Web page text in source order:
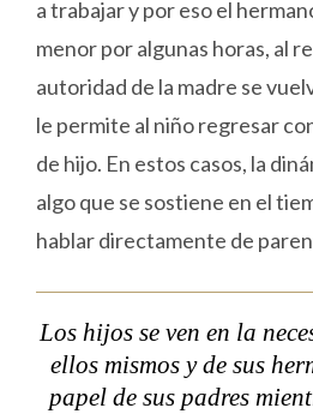
a trabajar y por eso el
menor por algunas horas, al
autoridad de la madre se
le permite al niño regresar
de hijo. En estos casos, la
algo que se sostiene en el
hablar directamente de
Los hijos se ven en la
ellos mismos y de sus
papel de sus padres